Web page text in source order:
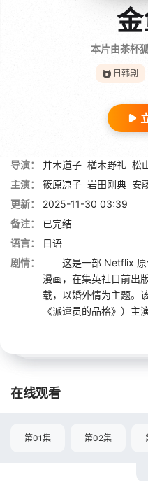
本片由茶杯
日韩剧
导演： 并木道子 楢木野礼 松
主演：
筱原凉子 岩田刚典 安
更新：
2025-11-30 03:39
备注：
已完结
语言：
日语
剧情：
这是一部 Netflix 原
漫画，在集英社目前出
载，以婚外情为主题。
《派遣员的品格》）主
在线观看
第01集 第02集